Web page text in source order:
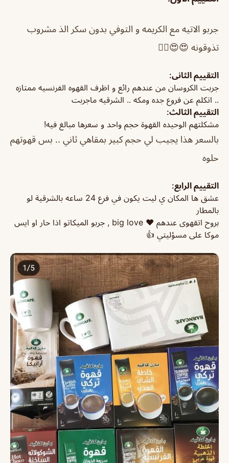
جربو الاتيه مع الكريمه و التوفي بدون سكر الذ مشروب
تذوقونه 😍😍👌🏻
التقييم الثانى:
جربت الكروسان من عندهم رائع و اظرف القهوه الفرنسيه ممتازه
.. اتكلم عن فروع جده ومكه .. الشرقيه ماجربت
التقييم الثالث:
مشكلتهم الوحيده القهوة حجم واحد و سعرها مبالغ فيه!
بالسعر هذا يجيب لي حجم كبير بمقاهي ثاني .. بس قهوتهم
حلوه
التقييم الرابع:
عشق ها المكان ي ليت يكون في فرع 24 ساعه بالشرقية لو
بالمطار
بروح اتقهوى عندهم ❤️ big love , جربو الميكاتو اذا حار او ايس
موكا على مسؤليتي 👍